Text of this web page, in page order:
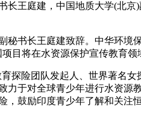
长王庭建，中国地质大学(北
秘书长王庭建致辞。中华环
项目将在水资源保护宣传教育
育探险团队发起人、世界著名
力于对全球青少年进行水资源
，鼓励印度青少年了解和关注